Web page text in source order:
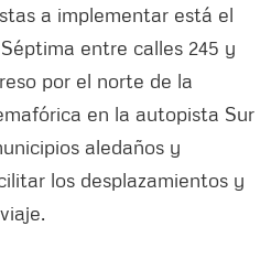
a implementar está el
entre calles 245 y
por el norte de la
en la autopista Sur
aledaños y
los desplazamientos y